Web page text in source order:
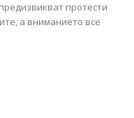
протести
а вниманието все